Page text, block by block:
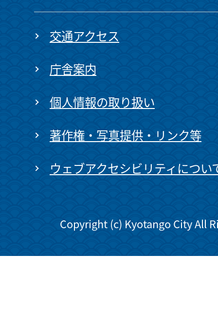
交通アクセス
庁舎案内
個人情報の取り扱い
著作権・写真提供・リンク等
ウェブアクセシビリティについ
Copyright (c) Kyotango City All